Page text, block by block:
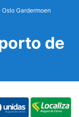
Gardermoen
de